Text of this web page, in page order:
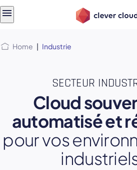
Home | Industrie
SECTEUR
Cloud
automatisé et
pour vos